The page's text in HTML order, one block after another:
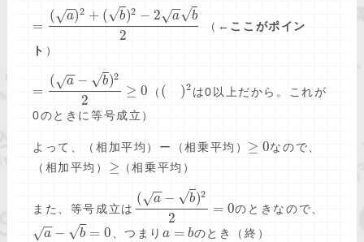
=
( a
−
−
√ )2 + ( b
√ )2 − 2 a
−
−
√ b
√
2
（← ここがポイン
ト ）
=
( a
−
−
√ − b
√ )2
2
≥ 0 （ ( )2 は0以上だから。これが
0のときに等号成立）
よって、（相加平均）ー（相乗平均） ≥ 0なので、
（相加平均） ≥ （相乗平均）
また、等号成立は
( a
−
−
√ − b
√ )2
2
= 0のときなので、
a
−
−
√ − b
√ = 0 、つまり a = bのとき（終）